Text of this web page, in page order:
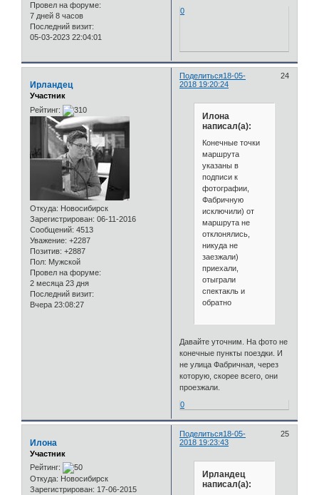
Провел на форуме:
7 дней 8 часов
Последний визит:
05-03-2023 22:04:01
0
Поделиться 24
18-05-
2018 19:20:24
Ирландец
Участник
Рейтинг:
Откуда: Новосибирск
Зарегистрирован: 06-11-2016
Сообщений: 4513
Уважение: +2287
Позитив: +2887
Пол: Мужской
Провел на форуме:
2 месяца 23 дня
Последний визит:
Вчера 23:08:27
Илона
написал(а):
Конечные точки
маршрута
указаны в
подписи к
фотографии,
Фабричную
исключили) от
маршрута не
отклонялись,
никуда не
заезжали)
приехали,
отыграли
спектакль и
обратно
Давайте уточним. На фото не
конечные пункты поездки. И
не улица Фабричная, через
которую, скорее всего, они
проезжали.
0
Поделиться 25
18-05-
2018 19:23:43
Илона
Участник
Рейтинг:
Откуда: Новосибирск
Зарегистрирован: 17-06-2015
Ирландец
написал(а):